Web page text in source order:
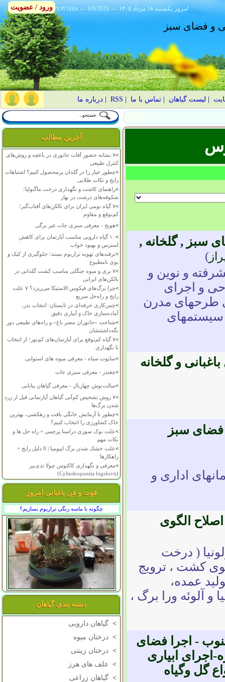
٢٤/٢/١٤٤٨ --- 8/9/2026 --- ۱۴۰۵ يکشنبه ۱۸ مرداد امروز
و فضای سبز
لیست گیاهان |تماس با ما RSS
|درباره ما
آخرین مطالب
>
۷ نشانه حضور آفات جانوری در باغچه و روش‌های
کنترل طبیعی
>چطور خیار را در گلدان پرمحصول کنیم؟ اشتباهات
رایج و نکات طلایی
>راهنمای کاشت و نگهداری درخت ماگنولیا؛
شکوفه‌های درشت در بهار
>
۷ گیاه بومی ایران برای بالکن‌های آفتاب‌گیر؛
کم‌توقع و مقاوم
>هویج - معرفی سبزی جات غیر برگی
>
۱۰ گیاه دارویی مناسب آپارتمان برای کاهش
استرس و بهبود خواب
>ترفندهای تهویه تراریوم بسته؛ جلوگیری از کپک و
بوی نامطبوع
>
۷ بری و میوه جنگلی مناسب کشت گلدانی در
بالکن‌های ایرانی
>
چرا برگ‌های فیکوس الاستیکا می‌ریزد؟ ۷ علت
رایج و راه‌حل سریع
>چمن‌کاری حرفه‌ای در تابستان: انتخاب بذر،
آماده‌سازی خاک و آبیاری دقیق
>شناخت «جانوران مضر باغ» و راه‌های طبیعی دور
نگه‌داشتنشان
>
۷ گیاه کم‌توقع برای آپارتمان‌های کم‌نور؛ از انتخاب
تا نگهداری
>ساپوت سیاه - معرفی میوه های استوایی
>چغندر - معرفی سبزی جات
>سالت‌بوش چهاربال - معرفی گیاهان بیابانی
>
۷ روش تشخیص کم‌آبی گیاهان آپارتمانی قبل از زرد
شدن برگ‌ها
>چطور با آزمایش خانگی بافت و زهکشی، بهترین
خاک کشاورزی را انتخاب کنیم؟
>علت نوک سوزی دراسنا پرچمی + راه حل ها و
نکات مهم
>
علت خشک شدن برگ ایپومیا | 8 دلیل رایج +
راهکارها
>معرفی و نگهداری کاکتوس چولا تدی‌بیر
(Cylindropuntia bigelovii)
فوت و فن باغبانی امروز
چگونه با ماسه رنگی تراریوم بسازیم؟
دسته بندی گیاهان
> گیاهان دارویی
> درختان میوه
> درختان زینتی
> علف های هرز
> گیاهان زراعی
سبز , گلخانه ,
)
و نوین و
و اجرای
طرحهای مدرن
و گلخانه
سبز
اداری و
الگوی
( درخت
کشت ، ترویج
عمده،
و آلوئه ورا برگ ،
- اجرا فضای
ابیاری
گل وگیاه
ورود / عضویت